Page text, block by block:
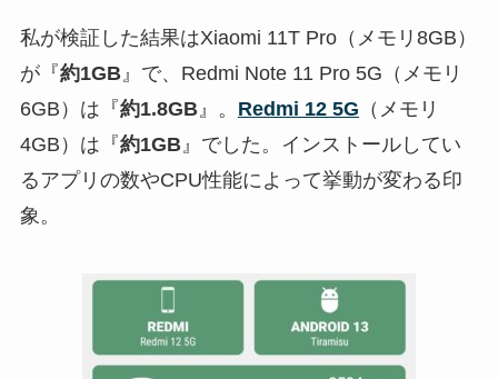
私が検証した結果はXiaomi 11T Pro（メモリ8GB）
が『約1GB』で、Redmi Note 11 Pro 5G（メモリ
6GB）は『約1.8GB』。 Redmi 12 5G （メモリ
4GB）は『約1GB』でした。インストールしてい
るアプリの数やCPU性能によって挙動が変わる印
象。